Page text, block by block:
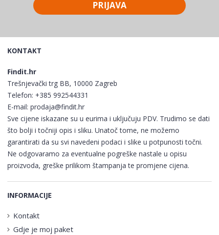
PRIJAVA
KONTAKT
Findit.hr
Trešnjevački trg BB, 10000 Zagreb
Telefon: +385 992544331
E-mail: prodaja@findit.hr
Sve cijene iskazane su u eurima i uključuju PDV. Trudimo se dati
što bolji i točniji opis i sliku. Unatoč tome, ne možemo
garantirati da su svi navedeni podaci i slike u potpunosti točni.
Ne odgovaramo za eventualne pogreške nastale u opisu
proizvoda, greške prilikom štampanja te promjene cijena.
INFORMACIJE
Kontakt
Gdje je moj paket